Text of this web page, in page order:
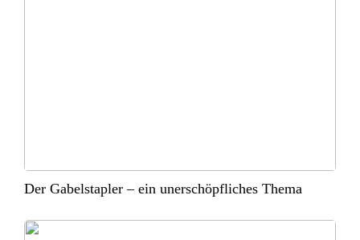
Der Gabelstapler – ein unerschöpfliches Thema